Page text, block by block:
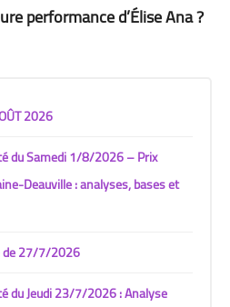
performance d’Élise Ana ?
2026
du Samedi 1/8/2026 – Prix
Deauville : analyses, bases et
de 27/7/2026
du Jeudi 23/7/2026 : Analyse